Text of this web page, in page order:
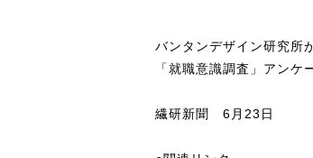
バンタンデザイン研究所
「就職意識調査」アンケ
繊研新聞 6月23日